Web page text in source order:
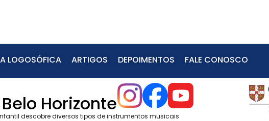
LOGOSÓFICA ARTIGOS DEPOIMENTOS FALE CONOSCO
Horizonte
descobre diversos tipos de instrumentos musicais